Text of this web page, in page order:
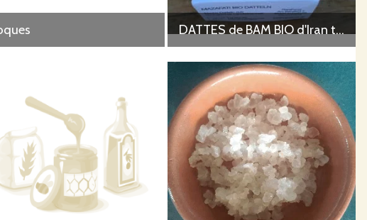
DATTES de BAM BIO d'Iran très fondantes -